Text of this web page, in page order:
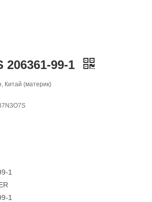
99-1
Китай (материк)
1
1